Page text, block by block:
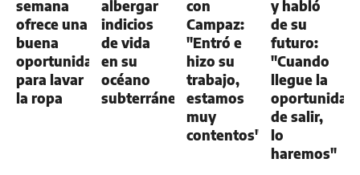
semana
ofrece una
buena
oportunidad
para lavar
la ropa
albergar
indicios
de vida
en su
océano
subterráneo
con
Campaz:
"Entró e
hizo su
trabajo,
estamos
muy
contentos"
y habló
de su
futuro:
"Cuando
llegue la
oportunidad
de salir,
lo
haremos"